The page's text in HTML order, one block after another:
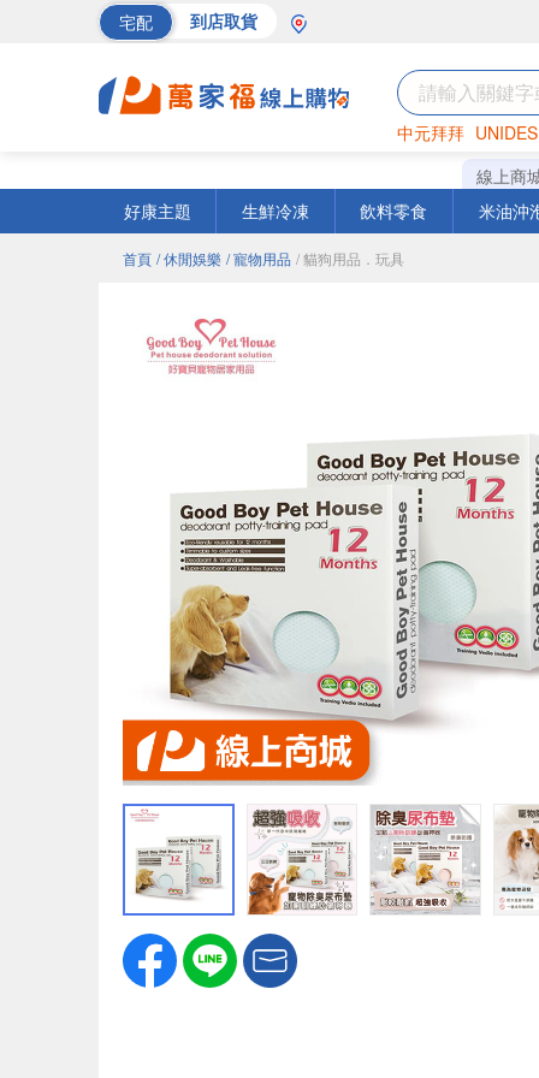
宅配 到店取貨
中元拜拜
巧克力 罐頭
線上商
好康主題
生鮮冷凍 飲料零食 米油沖
首頁 / 休閒娛樂 / 寵物用品 / 貓狗用品．玩具